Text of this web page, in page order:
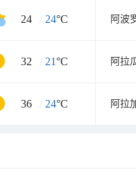
24 / 24°C 阿波
32 / 21°C 阿拉
36 / 24°C 阿拉